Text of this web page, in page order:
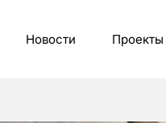
Новости Проекты